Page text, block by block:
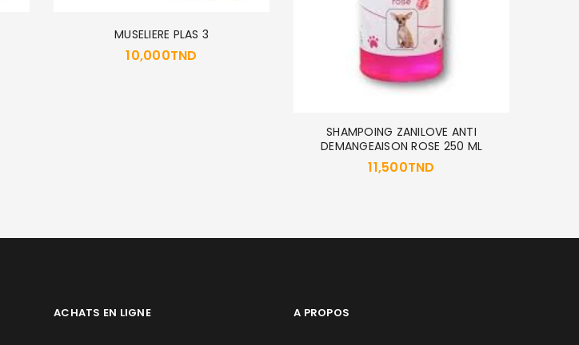
MUSELIERE PLAS 3
10,000TND
SHAMPOING ZANILOVE ANTI
DEMANGEAISON ROSE 250 ML
11,500TND
ACHATS EN LIGNE A PROPOS